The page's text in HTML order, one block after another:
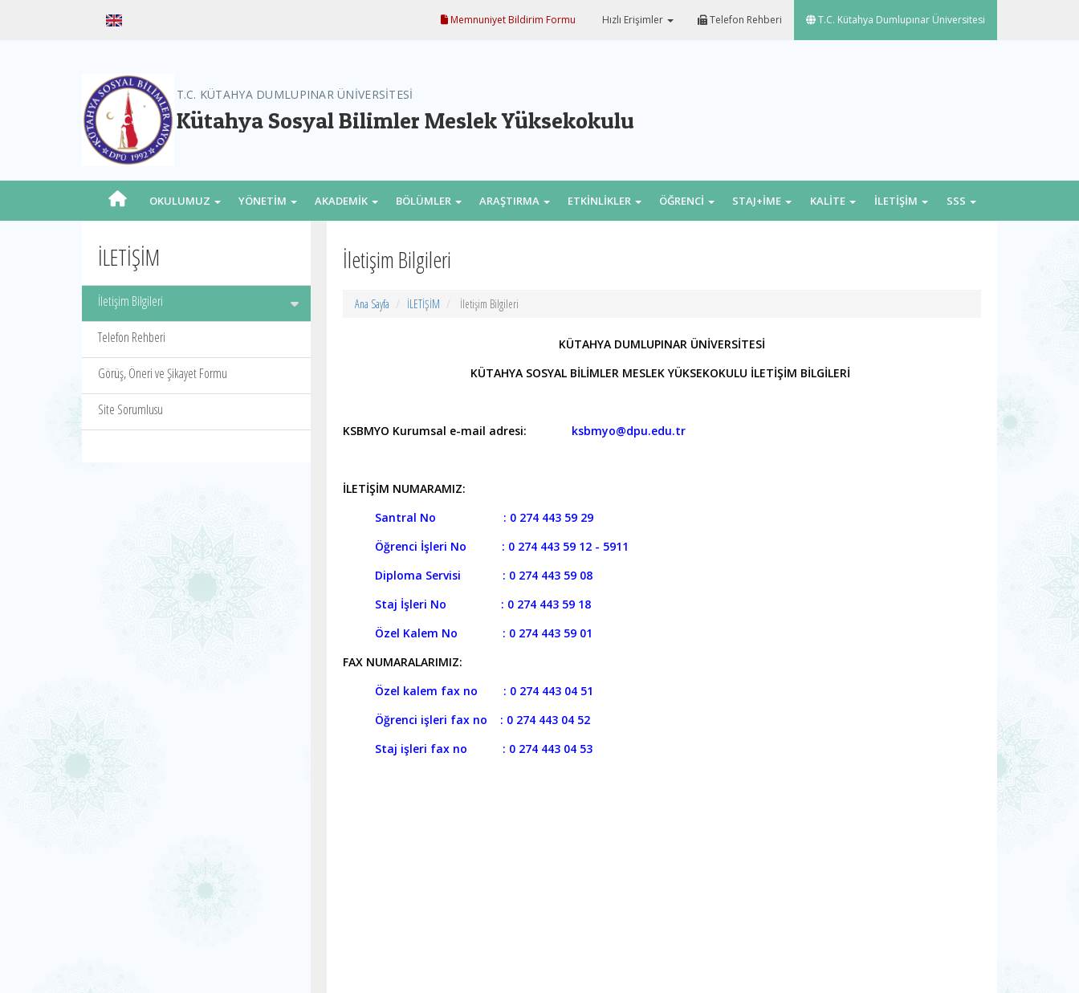
Memnuniyet Bildirim Formu Hızlı Erişimler Telefon Rehberi T.C. Kütahya Dumlupınar Üniversitesi
T.C. KÜTAHYA DUMLUPINAR ÜNİVERSİTESİ
Kütahya Sosyal Bilimler Meslek Yüksekokulu
OKULUMUZ YÖNETİM AKADEMİK BÖLÜMLER ARAŞTIRMA ETKİNLİKLER ÖĞRENCİ STAJ+İME KALİTE İLETİŞİM SSS
İLETİŞİM
İletişim Bilgileri
Telefon Rehberi
Görüş, Öneri ve Şikayet Formu
Site Sorumlusu
İletişim Bilgileri
Ana Sayfa İLETİŞİM İletişim Bilgileri
KÜTAHYA DUMLUPINAR ÜNİVERSİTESİ
KÜTAHYA SOSYAL BİLİMLER MESLEK YÜKSEKOKULU İLETİŞİM BİLGİLERİ
KSBMYO Kurumsal e-mail adresi: ksbmyo@dpu.edu.tr
İLETİŞİM NUMARAMIZ:
Santral No : 0 274 443 59 29
Öğrenci İşleri No : 0 274 443 59 12 - 5911
Diploma Servisi : 0 274 443 59 08
Staj İşleri No : 0 274 443 59 18
Özel Kalem No : 0 274 443 59 01
FAX NUMARALARIMIZ:
Özel kalem fax no : 0 274 443 04 51
Öğrenci işleri fax no : 0 274 443 04 52
Staj işleri fax no : 0 274 443 04 53